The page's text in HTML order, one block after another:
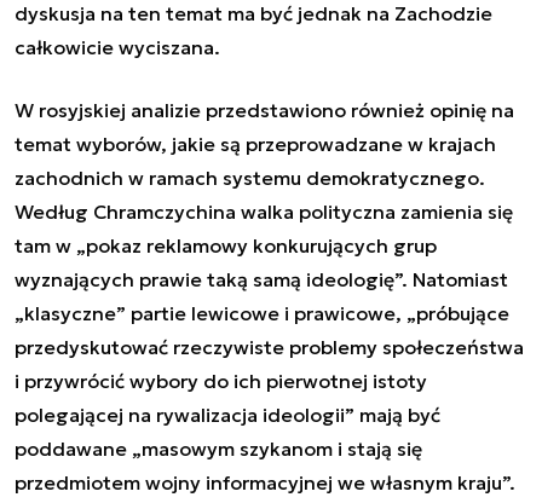
dyskusja na ten temat ma być jednak na Zachodzie
całkowicie wyciszana.
W rosyjskiej analizie przedstawiono również opinię na
temat wyborów, jakie są przeprowadzane w krajach
zachodnich w ramach systemu demokratycznego.
Według Chramczychina walka polityczna zamienia się
tam w „pokaz reklamowy konkurujących grup
wyznających prawie taką samą ideologię”. Natomiast
„klasyczne” partie lewicowe i prawicowe, „próbujące
przedyskutować rzeczywiste problemy społeczeństwa
i przywrócić wybory do ich pierwotnej istoty
polegającej na rywalizacja ideologii” mają być
poddawane „masowym szykanom i stają się
przedmiotem wojny informacyjnej we własnym kraju”.